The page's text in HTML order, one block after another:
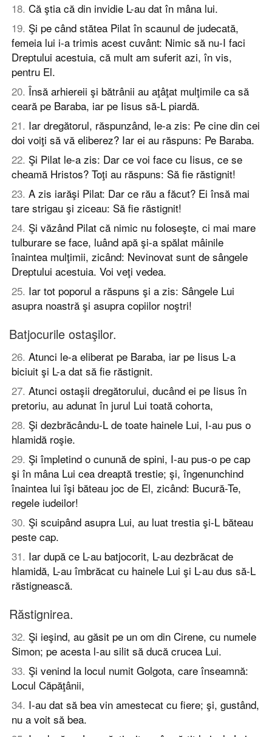
18. Că ştia că din invidie L-au dat în mâna lui.
19. Şi pe când stătea Pilat în scaunul de judecată,
femeia lui i-a trimis acest cuvânt: Nimic să nu-I faci
Dreptului acestuia, că mult am suferit azi, în vis,
pentru El.
20. Însă arhiereii şi bătrânii au aţâţat mulţimile ca să
ceară pe Baraba, iar pe Iisus să-L piardă.
21. Iar dregătorul, răspunzând, le-a zis: Pe cine din cei
doi voiţi să vă eliberez? Iar ei au răspuns: Pe Baraba.
22. Şi Pilat le-a zis: Dar ce voi face cu Iisus, ce se
cheamă Hristos? Toţi au răspuns: Să fie răstignit!
23. A zis iarăşi Pilat: Dar ce rău a făcut? Ei însă mai
tare strigau şi ziceau: Să fie răstignit!
24. Şi văzând Pilat că nimic nu foloseşte, ci mai mare
tulburare se face, luând apă şi-a spălat mâinile
înaintea mulţimii, zicând: Nevinovat sunt de sângele
Dreptului acestuia. Voi veţi vedea.
25. Iar tot poporul a răspuns şi a zis: Sângele Lui
asupra noastră şi asupra copiilor noştri!
Batjocurile ostaşilor.
26. Atunci le-a eliberat pe Baraba, iar pe Iisus L-a
biciuit şi L-a dat să fie răstignit.
27. Atunci ostaşii dregătorului, ducând ei pe Iisus în
pretoriu, au adunat în jurul Lui toată cohorta,
28. Şi dezbrăcându-L de toate hainele Lui, I-au pus o
hlamidă roşie.
29. Şi împletind o cunună de spini, I-au pus-o pe cap
şi în mâna Lui cea dreaptă trestie; şi, îngenunchind
înaintea lui îşi băteau joc de El, zicând: Bucură-Te,
regele iudeilor!
30. Şi scuipând asupra Lui, au luat trestia şi-L băteau
peste cap.
31. Iar după ce L-au batjocorit, L-au dezbrăcat de
hlamidă, L-au îmbrăcat cu hainele Lui şi L-au dus să-L
răstignească.
Răstignirea.
32. Şi ieşind, au găsit pe un om din Cirene, cu numele
Simon; pe acesta l-au silit să ducă crucea Lui.
33. Şi venind la locul numit Golgota, care înseamnă:
Locul Căpăţânii,
34. I-au dat să bea vin amestecat cu fiere; şi, gustând,
nu a voit să bea.